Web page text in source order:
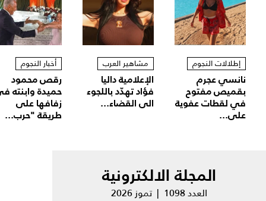
إطلالات النجوم
نانسي عجرم
بقميص مفتوح
في لقطات عفوية
على...
مشاهير العرب
الإعلامية داليا
فؤاد تهدّد باللجوء
الى القضاء...
أخبار النجوم
رقص محمود
حميدة وابنته
زفافها على
طريقة "حرب...
المجلة الالكترونية
العدد 1098 | تموز 2026